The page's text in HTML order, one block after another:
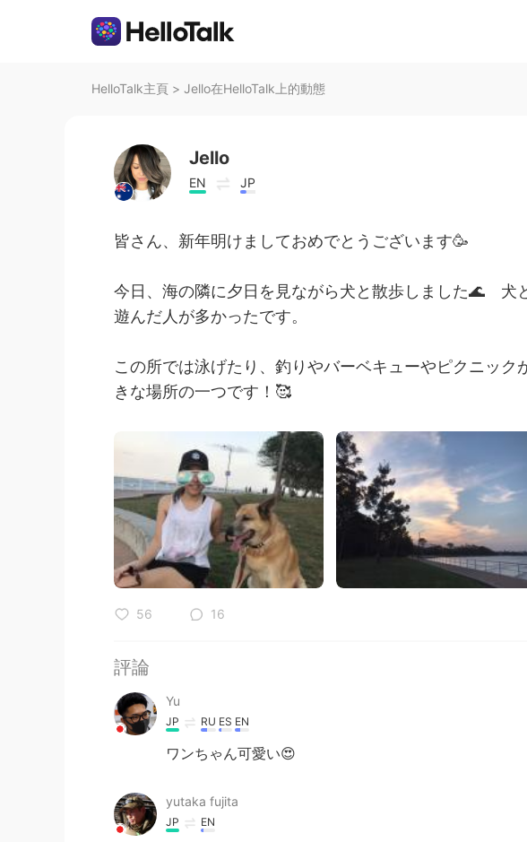
HelloTalk主頁 > Jello在HelloTalk上的動態
Jello
EN JP
皆さん、新年明けましておめでとうございます🥳
今日、海の隣に夕日を見ながら犬と散歩しました🌊 犬
遊んだ人が多かったです。
この所では泳げたり、釣りやバーベキューやピクニック
きな場所の一つです！🥰
56 16
評論
Yu
JP RU ES EN
ワンちゃん可愛い😍
yutaka fujita
JP EN